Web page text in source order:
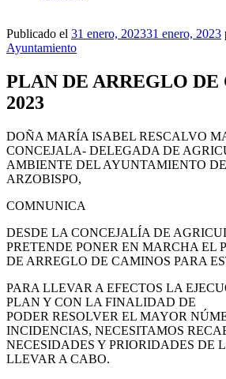
Publicado el 31 enero, 202331 enero, 2023
Ayuntamiento
PLAN DE ARREGLO DE
2023
DOÑA MARÍA ISABEL RESCALVO
CONCEJALA- DELEGADA DE
AMBIENTE DEL AYUNTAMIENTO
ARZOBISPO,
COMNUNICA
DESDE LA CONCEJALÍA DE
PRETENDE PONER EN MARCHA EL
DE ARREGLO DE CAMINOS PARA
PARA LLEVAR A EFECTOS LA
PLAN Y CON LA FINALIDAD DE
PODER RESOLVER EL MAYOR
INCIDENCIAS, NECESITAMOS
NECESIDADES Y PRIORIDADES DE
LLEVAR A CABO.